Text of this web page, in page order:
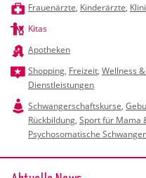
Frauenärzte, Kinderärzte,
Kitas
Apotheken
Shopping, Freizeit, Wellness
Dienstleistungen
Schwangerschaftskurse,
Rückbildung, Sport für Mama
Psychosomatische